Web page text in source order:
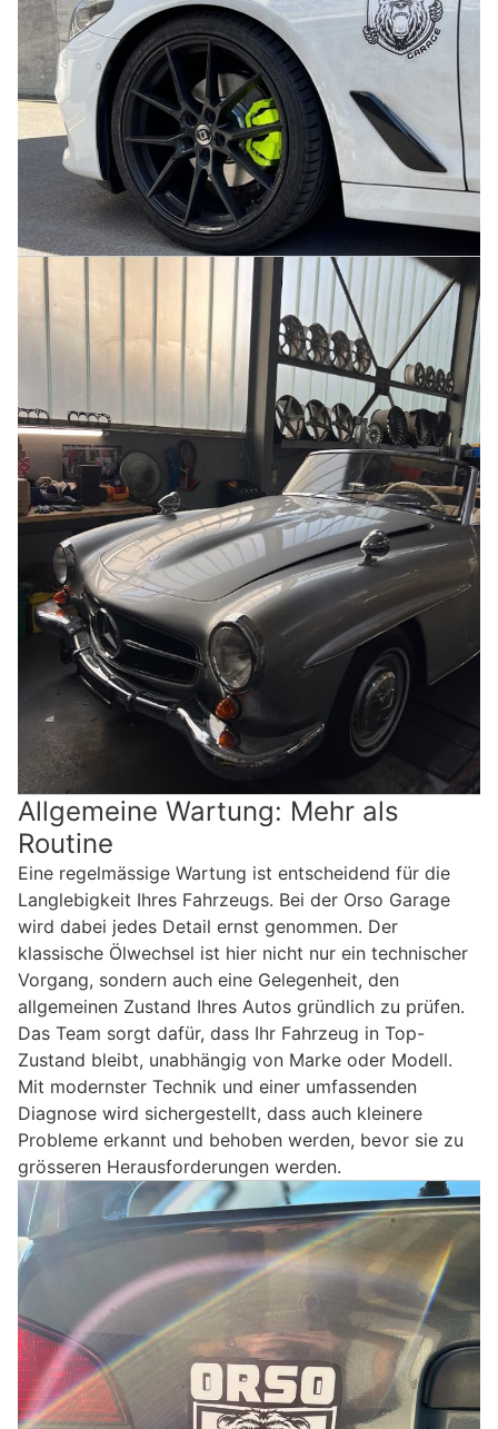
Allgemeine Wartung: Mehr als
Routine
Eine regelmässige Wartung ist entscheidend für die
Langlebigkeit Ihres Fahrzeugs. Bei der Orso Garage
wird dabei jedes Detail ernst genommen. Der
klassische Ölwechsel ist hier nicht nur ein technischer
Vorgang, sondern auch eine Gelegenheit, den
allgemeinen Zustand Ihres Autos gründlich zu prüfen.
Das Team sorgt dafür, dass Ihr Fahrzeug in Top-
Zustand bleibt, unabhängig von Marke oder Modell.
Mit modernster Technik und einer umfassenden
Diagnose wird sichergestellt, dass auch kleinere
Probleme erkannt und behoben werden, bevor sie zu
grösseren Herausforderungen werden.